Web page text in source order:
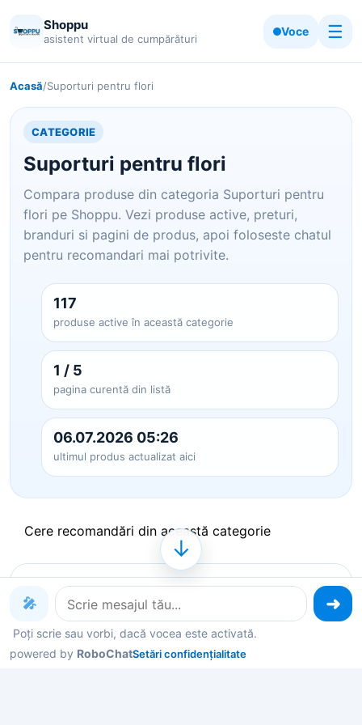
Shoppu
asistent virtual de cumpărături
Voce ☰
Acasă/Suporturi pentru flori
CATEGORIE
Suporturi pentru flori
Compara produse din categoria Suporturi pentru
flori pe Shoppu. Vezi produse active, preturi,
branduri si pagini de produs, apoi foloseste chatul
pentru recomandari mai potrivite.
117
produse active în această categorie
1 / 5
pagina curentă din listă
06.07.2026 05:26
ultimul produs actualizat aici
Cere recomandări din această categorie
Produse pe care le poți explora
acum
Deschide un produs ca să vezi detalii, sau spune-
🎤
Poți scrie sau vorbi, dacă vocea este activată.
powered by RoboChatSetări confidențialitate
↓